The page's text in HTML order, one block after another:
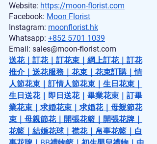
Website: https://moon-florist.com
Facebook: Moon Florist
Instagram: moonflorist.hk
Whatsapp: +852 5701 1039
Email: sales@moon-florist.com
送花｜ 訂花｜ 訂花束 ｜ 網上訂花｜ 訂花
推介｜ 送花服務 ｜ 花束 ｜ 花束訂購 ｜情
人節花束 ｜ 訂情人節花束 ｜ 生日花束 ｜
生日送花｜ 即日送花｜ 畢業花束 ｜ 訂畢
業花束 ｜ 求婚花束 ｜ 求婚花｜ 母親節花
束 ｜ 母親節花｜ 開張花籃 ｜ 開張花牌 ｜
花籃 ｜ 結婚花球｜ 襟花｜ 帛事花籃 ｜ 白